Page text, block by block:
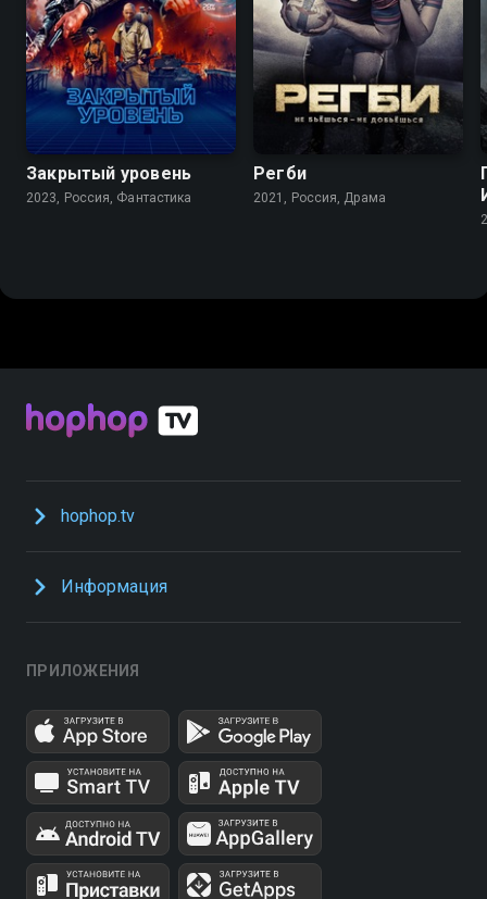
5.7
Закрытый уровень
2023, Россия, Фантастика
8.3 7.7
Регби
2021, Россия, Драма
hophop.tv
Информация
ПРИЛОЖЕНИЯ